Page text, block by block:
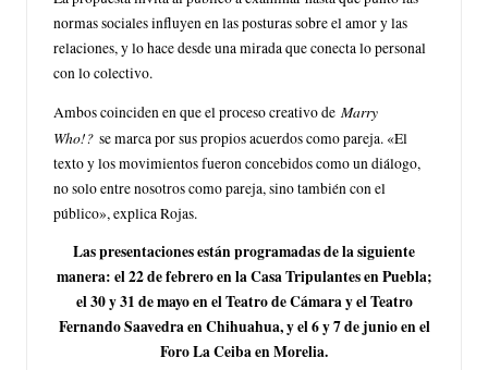
normas sociales influyen en las posturas sobre el amor y las
relaciones, y lo hace desde una mirada que conecta lo personal
con lo colectivo.
Ambos coinciden en que el proceso creativo de Marry
Who!? se marca por sus propios acuerdos como pareja. «El
texto y los movimientos fueron concebidos como un diálogo,
no solo entre nosotros como pareja, sino también con el
público», explica Rojas.
Las presentaciones están programadas de la siguiente
manera: el 22 de febrero en la Casa Tripulantes en Puebla;
el 30 y 31 de mayo en el Teatro de Cámara y el Teatro
Fernando Saavedra en Chihuahua, y el 6 y 7 de junio en el
Foro La Ceiba en Morelia.